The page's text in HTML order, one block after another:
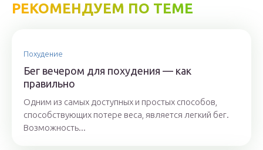
РЕКОМЕНДУЕМ ПО ТЕМЕ
Похудение
Бег вечером для похудения — как
правильно
Одним из самых доступных и простых способов,
способствующих потере веса, является легкий бег.
Возможность...